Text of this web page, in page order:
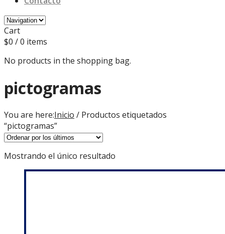
Cart
$0 / 0 items
No products in the shopping bag.
pictogramas
You are here:Inicio / Productos etiquetados
“pictogramas”
Mostrando el único resultado